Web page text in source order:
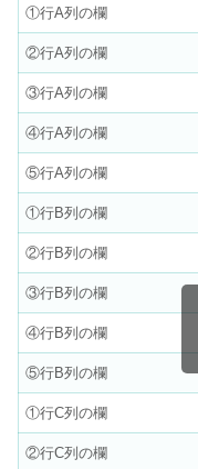
①行A列の欄
②行A列の欄
③行A列の欄
④行A列の欄
⑤行A列の欄
①行B列の欄
②行B列の欄
③行B列の欄
④行B列の欄
⑤行B列の欄
①行C列の欄
②行C列の欄